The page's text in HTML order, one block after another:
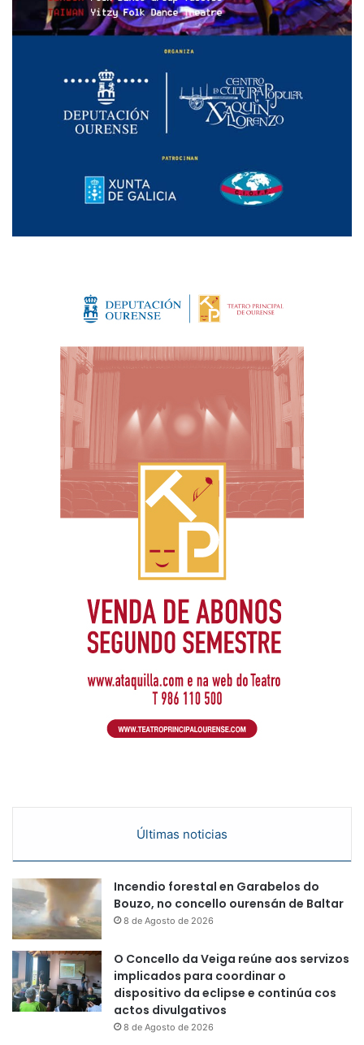
Últimas noticias
Incendio forestal en Garabelos do
Bouzo, no concello ourensán de Baltar
8 de Agosto de 2026
O Concello da Veiga reúne aos servizos
implicados para coordinar o
dispositivo da eclipse e continúa cos
actos divulgativos
8 de Agosto de 2026